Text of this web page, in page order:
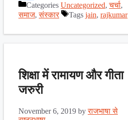
ShareCategories Uncategorized,चर्चा,
समाज,संस्कार Tags jain, rajkumar
शिक्षा में रामायण और गीता
जरुरी
November 6, 2019 byराजभाषा से